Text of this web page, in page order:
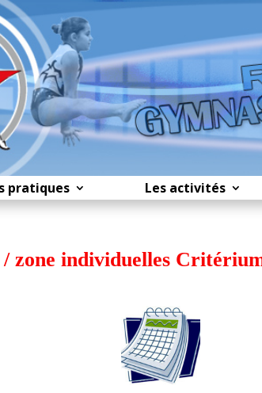
pratiques Les activités
zone individuelles